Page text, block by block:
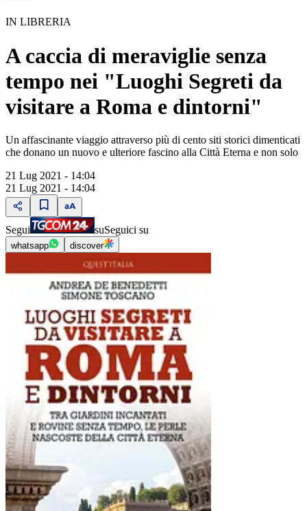
IN LIBRERIA
A caccia di meraviglie senza
tempo nei "Luoghi Segreti da
visitare a Roma e dintorni"
Un affascinante viaggio attraverso più di cento siti storici dimenticati
che donano un nuovo e ulteriore fascino alla Città Eterna e non solo
21 Lug 2021 - 14:04
21 Lug 2021 - 14:04
Segui suSeguici su
whatsapp discover